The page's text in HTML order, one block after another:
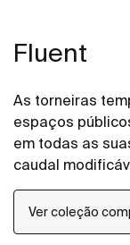
Fluent
As torneiras
espaços
em todas as
caudal
perlator anti
confort para
Ver coleção